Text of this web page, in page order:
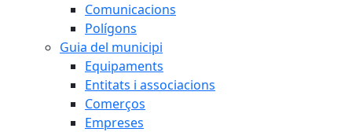
Comunicacions
Polígons
Guia del municipi
Equipaments
Entitats i associacions
Comerços
Empreses